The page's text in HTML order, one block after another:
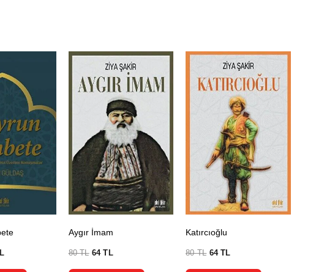
Aygır İmam
80TL 64TL
Katırcıoğlu
80TL 64TL